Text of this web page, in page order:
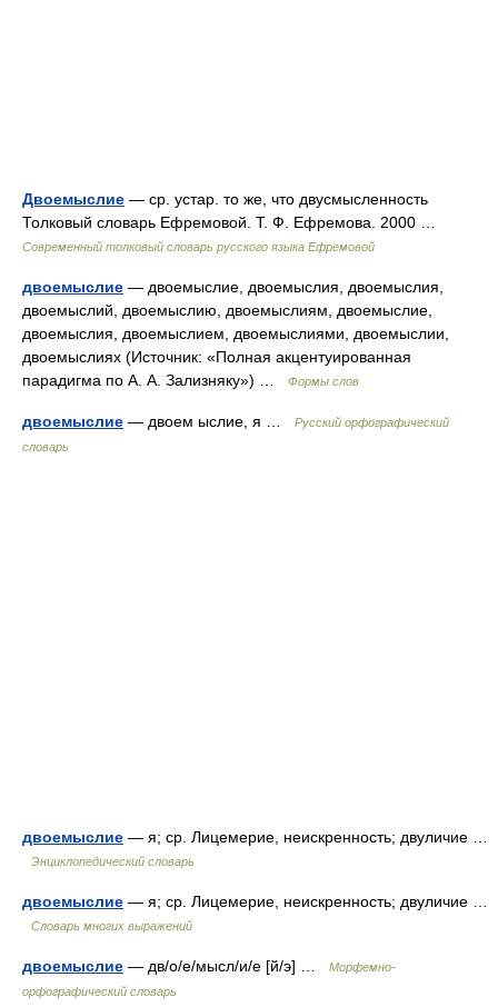
Двоемыслие — ср. устар. то же, что двусмысленность
Толковый словарь Ефремовой. Т. Ф. Ефремова. 2000 …
Современный толковый словарь русского языка Ефремовой
двоемыслие — двоемыслие, двоемыслия, двоемыслия,
двоемыслий, двоемыслию, двоемыслиям, двоемыслие,
двоемыслия, двоемыслием, двоемыслиями, двоемыслии,
двоемыслиях (Источник: «Полная акцентуированная
парадигма по А. А. Зализняку») …
Формы слов
двоемыслие — двоем ыслие, я …
Русский орфографический
словарь
двоемыслие — я; ср. Лицемерие, неискренность; двуличие …
Энциклопедический словарь
двоемыслие — я; ср. Лицемерие, неискренность; двуличие …
Словарь многих выражений
двоемыслие — дв/о/е/мысл/и/е [й/э] …
Морфемно-
орфографический словарь